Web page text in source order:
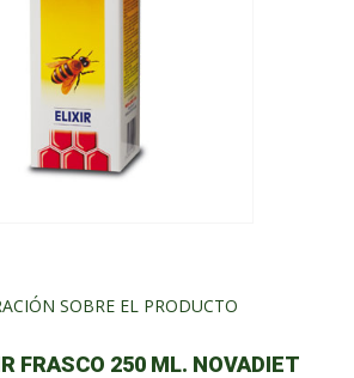
SOBRE EL PRODUCTO
FRASCO 250 ML. NOVADIET